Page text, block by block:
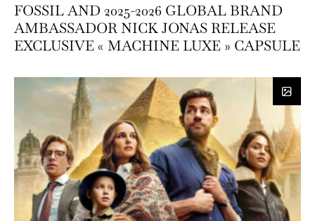
FOSSIL AND 2025-2026 GLOBAL BRAND
AMBASSADOR NICK JONAS RELEASE
EXCLUSIVE « MACHINE LUXE » CAPSULE